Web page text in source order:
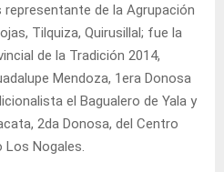
representante de la Agrupación
Tilquiza, Quirusillal; fue la
de la Tradición 2014,
Mendoza, 1era Donosa
el Bagualero de Yala y
2da Donosa, del Centro
Los Nogales.